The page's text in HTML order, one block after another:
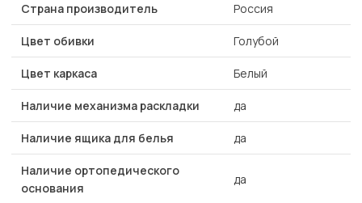
Страна производитель Россия
Цвет обивки Голубой
Цвет каркаса Белый
Наличие механизма раскладки да
Наличие ящика для белья да
Наличие ортопедического
основания
да